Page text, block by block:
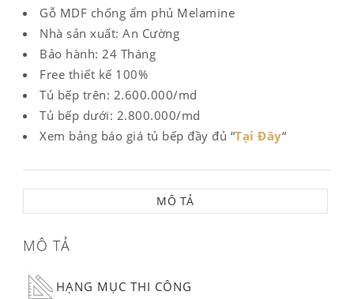
Gỗ MDF chống ẩm phủ Melamine
Nhà sản xuất: An Cường
Bảo hành: 24 Tháng
Free thiết kế 100%
Tủ bếp trên: 2.600.000/md
Tủ bếp dưới: 2.800.000/md
Xem bảng báo giá tủ bếp đầy đủ “Tại Đây“
MÔ TẢ
MÔ TẢ
HẠNG MỤC THI CÔNG